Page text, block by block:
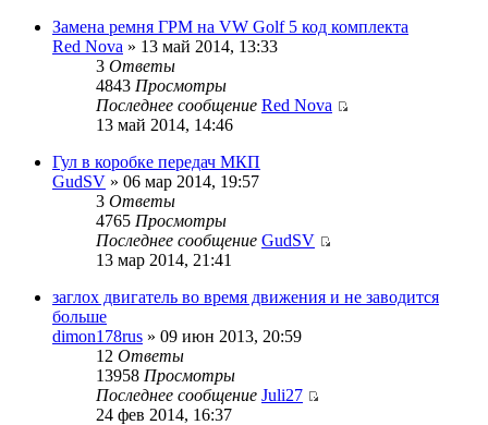
Замена ремня ГРМ на VW Golf 5 код комплекта
Red Nova » 13 май 2014, 13:33
3 Ответы
4843 Просмотры
Последнее сообщение Red Nova
13 май 2014, 14:46
Гул в коробке передач МКП
GudSV » 06 мар 2014, 19:57
3 Ответы
4765 Просмотры
Последнее сообщение GudSV
13 мар 2014, 21:41
заглох двигатель во время движения и не заводится
больше
dimon178rus » 09 июн 2013, 20:59
12 Ответы
13958 Просмотры
Последнее сообщение Juli27
24 фев 2014, 16:37